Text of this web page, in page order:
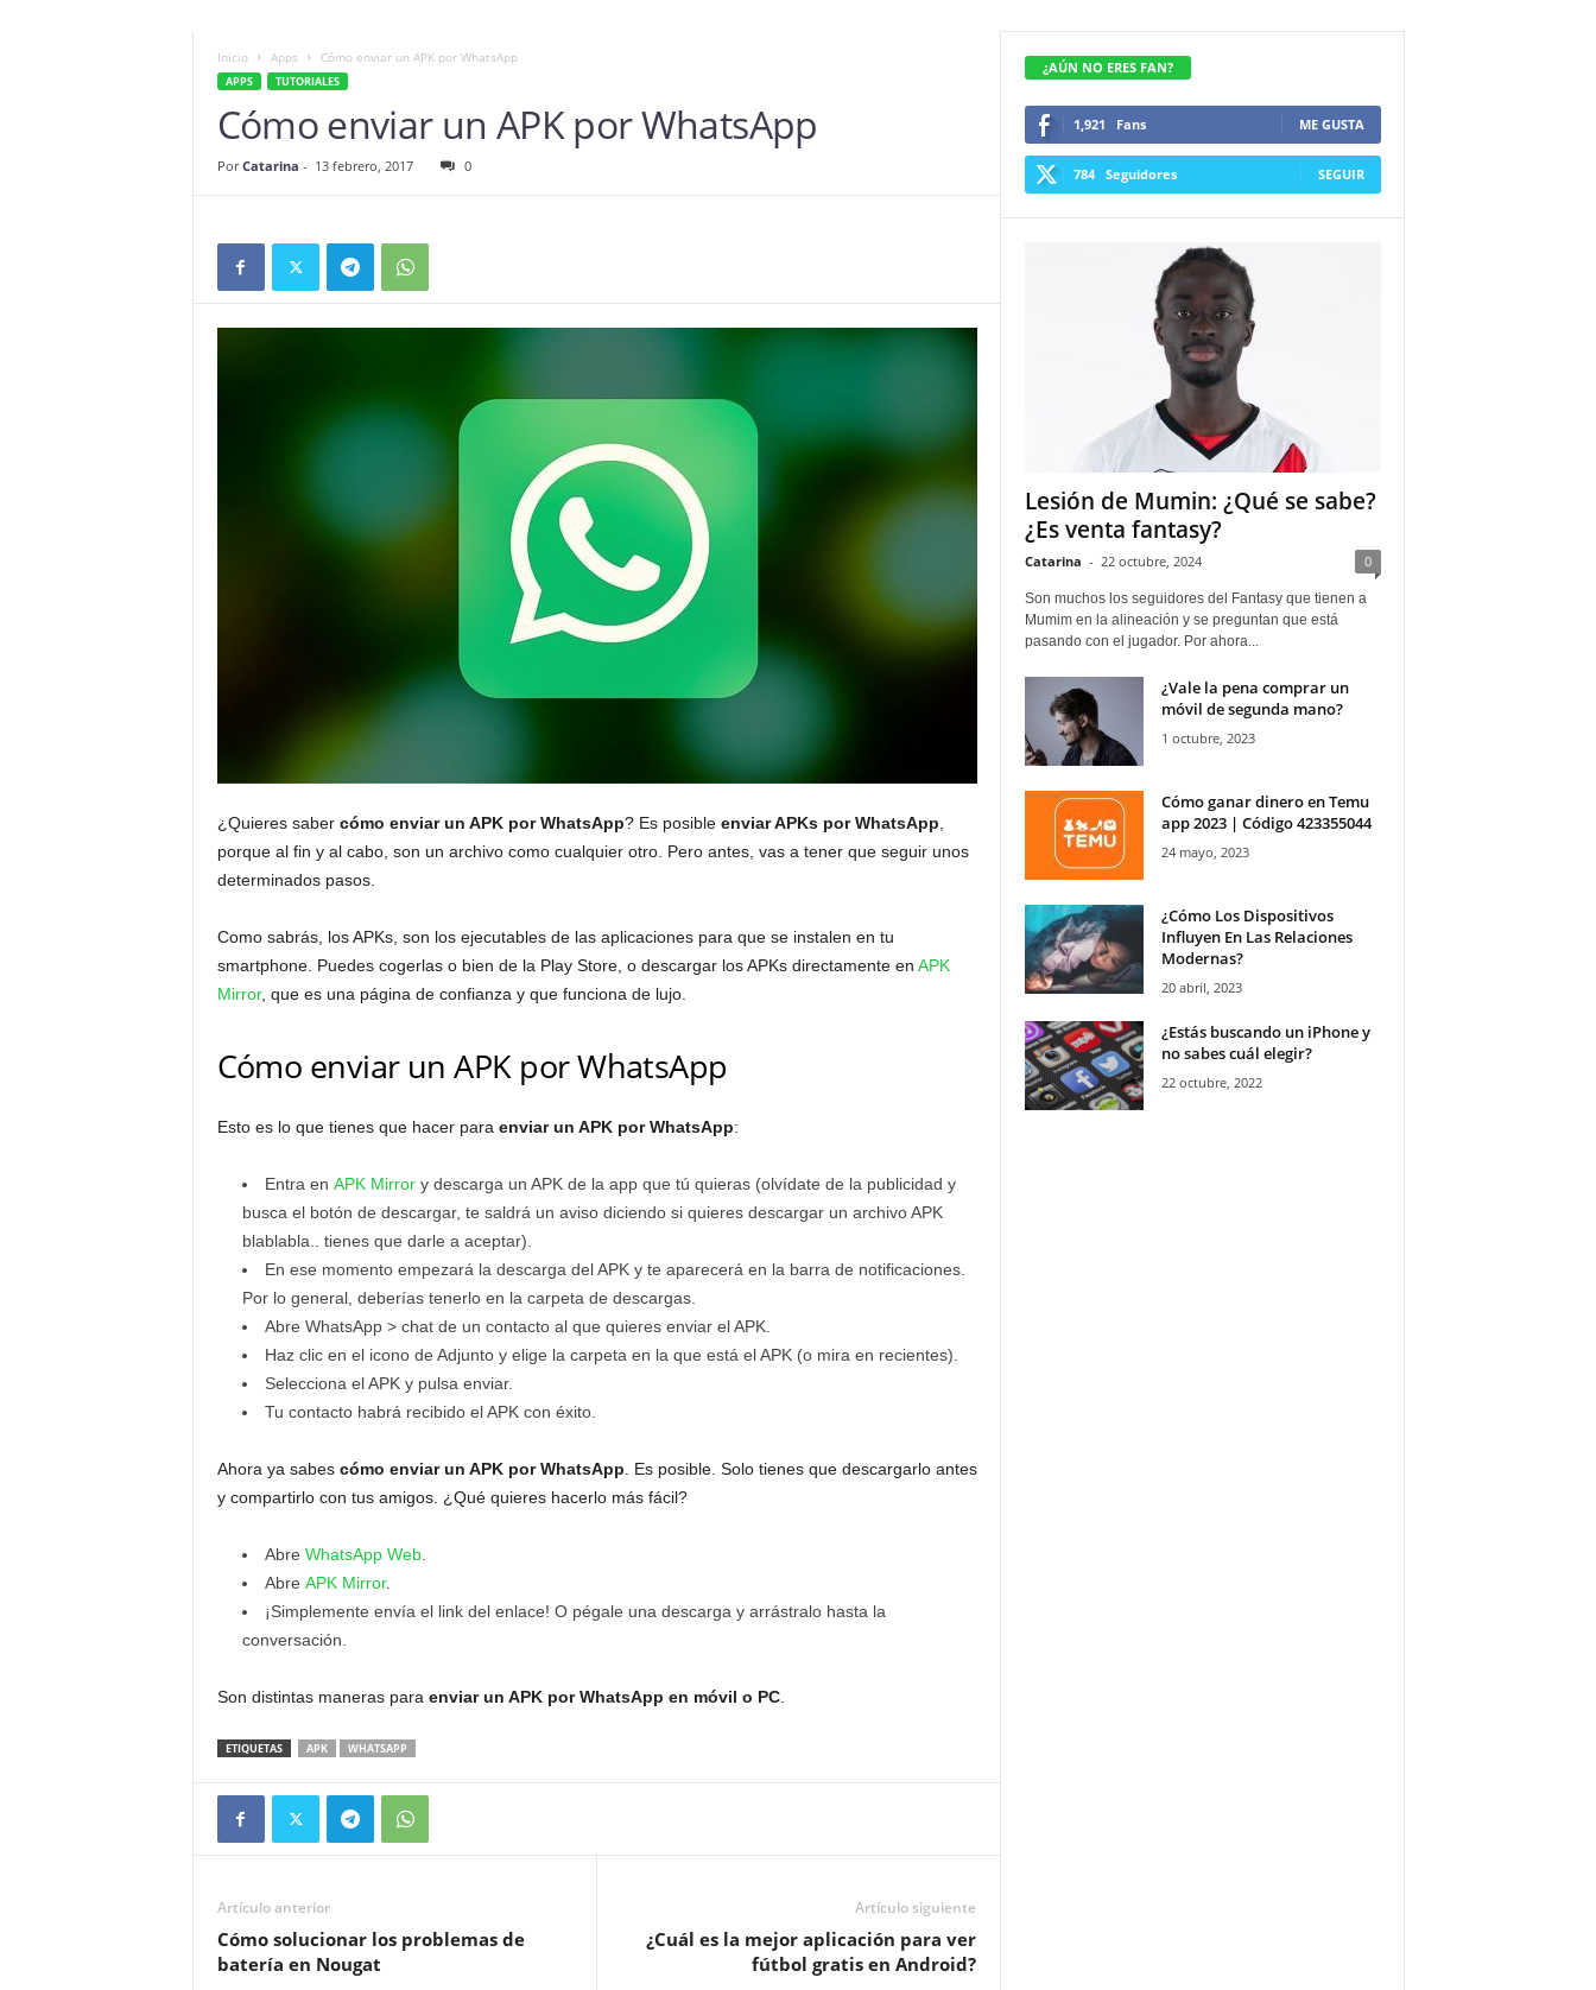
Inicio Apps Cómo enviar un APK por WhatsApp
APPS TUTORIALES
Cómo enviar un APK por WhatsApp
Por Catarina - 13 febrero, 2017 0
¿Quieres saber cómo enviar un APK por WhatsApp? Es posible enviar APKs por WhatsApp
porque al fin y al cabo, son un archivo como cualquier otro. Pero antes, vas a tener que seguir unos
determinados pasos.
Como sabrás, los APKs, son los ejecutables de las aplicaciones para que se instalen en tu
smartphone. Puedes cogerlas o bien de la Play Store, o descargar los APKs directamente en APK
Mirror, que es una página de confianza y que funciona de lujo.
Cómo enviar un APK por WhatsApp
Esto es lo que tienes que hacer para enviar un APK por WhatsApp:
Entra en APK Mirrory descarga un APK de la app que tú quieras (olvídate de la publicidad y
busca el botón de descargar, te saldrá un aviso diciendo si quieres descargar un archivo APK
blablabla.. tienes que darle a aceptar).
En ese momento empezará la descarga del APK y te aparecerá en la barra de notificaciones.
Por lo general, deberías tenerlo en la carpeta de descargas.
Abre WhatsApp > chat de un contacto al que quieres enviar el APK.
Haz clic en el icono de Adjunto y elige la carpeta en la que está el APK (o mira en recientes).
Selecciona el APK y pulsa enviar.
Tu contacto habrá recibido el APK con éxito.
Ahora ya sabescómo enviar un APK por WhatsApp . Es posible. Solo tienes que descargarlo antes
y compartirlo con tus amigos. ¿Qué quieres hacerlo más fácil?
Abre WhatsApp Web.
Abre APK Mirror.
¡Simplemente envía el link del enlace! O pégale una descarga y arrástralo hasta la
conversación.
Son distintas maneras para enviar un APK por WhatsApp en móvil o PC.
ETIQUETAS APK WHATSAPP
Artículo anterior
Cómo solucionar los problemas de
batería en Nougat
Artículo siguiente
¿Cuál es la mejor aplicación para ver
fútbol gratis en Android?
¿AÚN NO ERES FAN?
1,921 Fans ME GUSTA
784 Seguidores SEGUIR
Lesión de Mumin: ¿Qué se sabe?
¿Es venta fantasy?
Catarina - 22 octubre, 2024 0
Son muchos los seguidores del Fantasy que tienen a
Mumim en la alineación y se preguntan que está
pasando con el jugador. Por ahora...
¿Vale la pena comprar un
móvil de segunda mano?
1 octubre, 2023
Cómo ganar dinero en Temu
app 2023 | Código 423355044
24 mayo, 2023
¿Cómo Los Dispositivos
Influyen En Las Relaciones
Modernas?
20 abril, 2023
¿Estás buscando un iPhone y
no sabes cuál elegir?
22 octubre, 2022